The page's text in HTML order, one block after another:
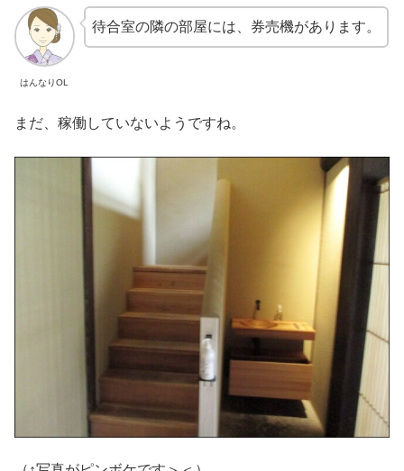
はんなりOL
待合室の隣の部屋には、券売機があります。
まだ、稼働していないようですね。